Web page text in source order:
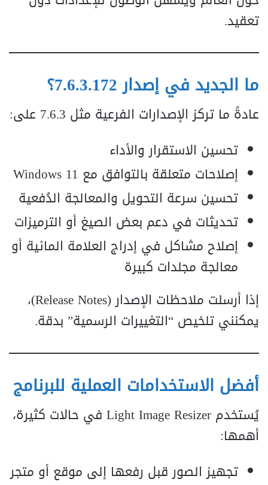
تعقيد.
ما الجديد في إصدار 7.6.3.172؟
عادةً ما تركز الإصدارات الفرعية مثل 7.6.3 على:
تحسين الاستقرار والأداء
إصلاحات متعلقة بالتوافق مع Windows 11
تحسين سرعة التحويل والمعالجة الدُفعية
تحديثات في دعم بعض الصيغ أو الترميزات
إصلاح مشاكل في إدراج العلامة المائية أو
معالجة مجلدات كبيرة
إذا أرسلت ملاحظات الإصدار (Release Notes)،
يمكنني تلخيص “التغييرات الرسمية” بدقة.
أفضل الاستخدامات العملية للبرنامج
يُستخدم Light Image Resizer في حالات كثيرة،
أهمها:
تجهيز الصور قبل رفعها إلى موقع أو متجر